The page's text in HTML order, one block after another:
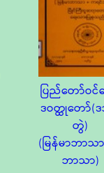
ပြည်တော်ဝင်ဓ
ဒဝတ္ထုတော်(
တွဲ)
(မြန်မာဘာသ
ဘာသာ)